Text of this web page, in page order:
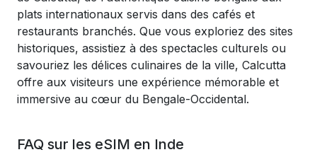
plats internationaux servis dans des cafés et
restaurants branchés. Que vous exploriez des sites
historiques, assistiez à des spectacles culturels ou
savouriez les délices culinaires de la ville, Calcutta
offre aux visiteurs une expérience mémorable et
immersive au cœur du Bengale-Occidental.
FAQ sur les eSIM en Inde